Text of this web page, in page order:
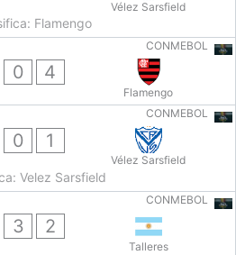
Vélez Sarsfield
Flamengo
CONMEBOL
0 4
Flamengo
CONMEBOL
0 1
Vélez Sarsfield
Velez Sarsfield
CONMEBOL
3 2
Talleres